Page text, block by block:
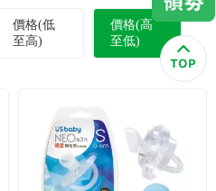
價格(低
至高)
價格(高
至低)